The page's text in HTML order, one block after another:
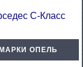
C-Класс
ОПЕЛЬ